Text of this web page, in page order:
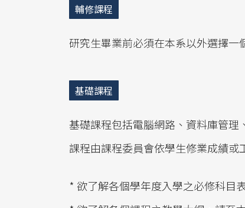
輔修課程
研究生畢業前必須在本系以外選擇一
基礎課程
基礎課程包括電腦網路、資料庫管
課程由課程委員會依學生修業成績或
* 欲了解各個學年度入學之必修科目